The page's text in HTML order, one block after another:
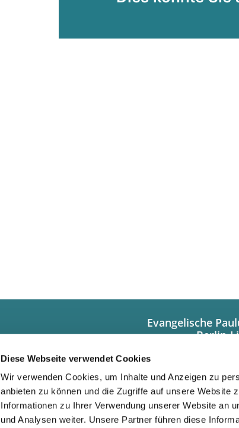
Diese Webseite verwendet Cookies
Wir verwenden Cookies, um Inhalte und Anzeigen zu
anbieten zu können und die Zugriffe auf unsere Website
Informationen zu Ihrer Verwendung unserer Website an
und Analysen weiter. Unsere Partner führen diese
Evangelische
Berlin-
Dienstag/